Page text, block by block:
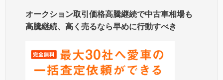
オークション取引価格高騰継続で中古車相場も
高騰継続、高く売るなら早めに行動すべき